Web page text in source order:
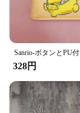
is
The tool's
operate and
portable
ensuring that
you need it
contractor
valuable
328円